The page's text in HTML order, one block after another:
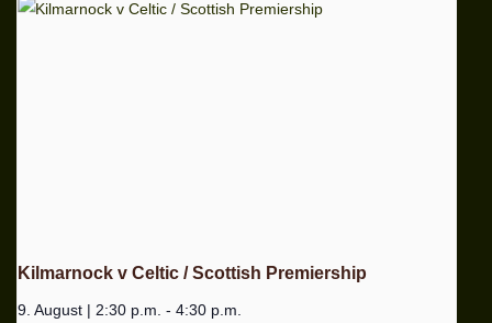
Kilmarnock v Celtic / Scottish Premiership
9. August | 2:30 p.m. - 4:30 p.m.